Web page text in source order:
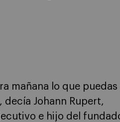
mañana lo que puedas
decía Johann Rupert,
e hijo del